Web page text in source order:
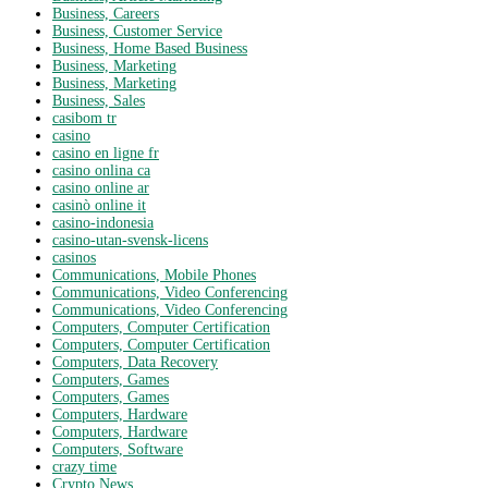
Business, Careers
Business, Customer Service
Business, Home Based Business
Business, Marketing
Business, Marketing
Business, Sales
casibom tr
casino
casino en ligne fr
casino onlina ca
casino online ar
casinò online it
casino-indonesia
casino-utan-svensk-licens
casinos
Communications, Mobile Phones
Communications, Video Conferencing
Communications, Video Conferencing
Computers, Computer Certification
Computers, Computer Certification
Computers, Data Recovery
Computers, Games
Computers, Games
Computers, Hardware
Computers, Hardware
Computers, Software
crazy time
Crypto News